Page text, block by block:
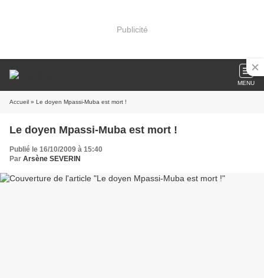
Publicité
MENU
Accueil » Le doyen Mpassi-Muba est mort !
Le doyen Mpassi-Muba est mort !
Publié le 16/10/2009 à 15:40
Par Arsène SEVERIN